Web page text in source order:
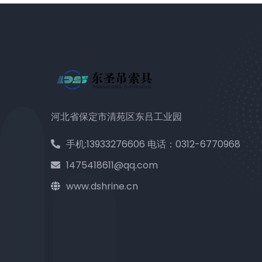
河北省保定市清苑区东吕工业园
手机:13933276606 电话：0312-6770968
1475418611@qq.com
www.dshrine.cn